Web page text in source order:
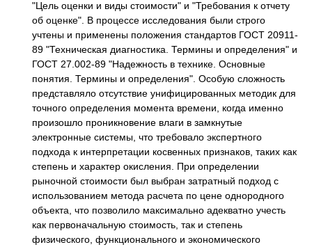
"Цель оценки и виды стоимости" и "Требования к отчету
об оценке". В процессе исследования были строго
учтены и применены положения стандартов ГОСТ 20911-
89 "Техническая диагностика. Термины и определения" и
ГОСТ 27.002-89 "Надежность в технике. Основные
понятия. Термины и определения". Особую сложность
представляло отсутствие унифицированных методик для
точного определения момента времени, когда именно
произошло проникновение влаги в замкнутые
электронные системы, что требовало экспертного
подхода к интерпретации косвенных признаков, таких как
степень и характер окисления. При определении
рыночной стоимости был выбран затратный подход с
использованием метода расчета по цене однородного
объекта, что позволило максимально адекватно учесть
как первоначальную стоимость, так и степень
физического, функционального и экономического